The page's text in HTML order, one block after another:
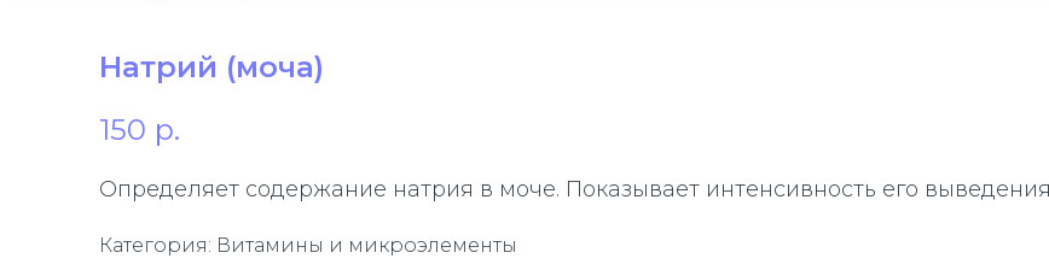
Натрий (моча)
150 р.
Определяет содержание натрия в моче. Показывает интенсивность его
Категория: Витамины и микроэлементы